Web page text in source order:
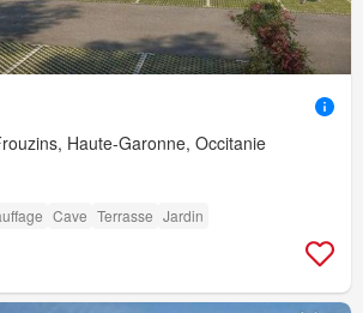
Haute-Garonne, Occitanie
Cave Terrasse Jardin